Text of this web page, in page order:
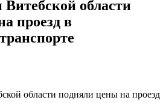
Витебской области
проезд в